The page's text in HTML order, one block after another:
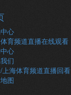
心
育频道直播在线观看
心
们
上海体育频道直播回看
图